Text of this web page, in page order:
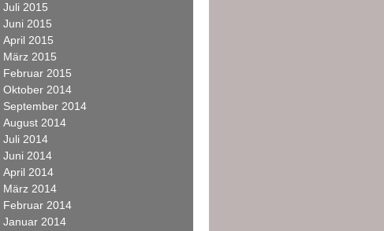
Juli 2015
Juni 2015
April 2015
März 2015
Februar 2015
Oktober 2014
September 2014
August 2014
Juli 2014
Juni 2014
April 2014
März 2014
Februar 2014
Januar 2014